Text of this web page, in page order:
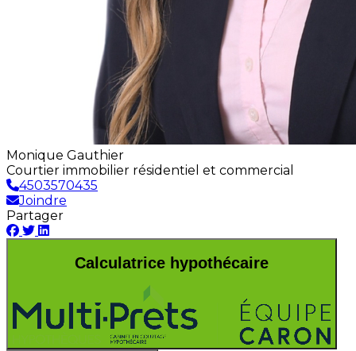
Monique Gauthier
Courtier immobilier résidentiel et commercial
4503570435
Joindre
Partager
Calculatrice hypothécaire